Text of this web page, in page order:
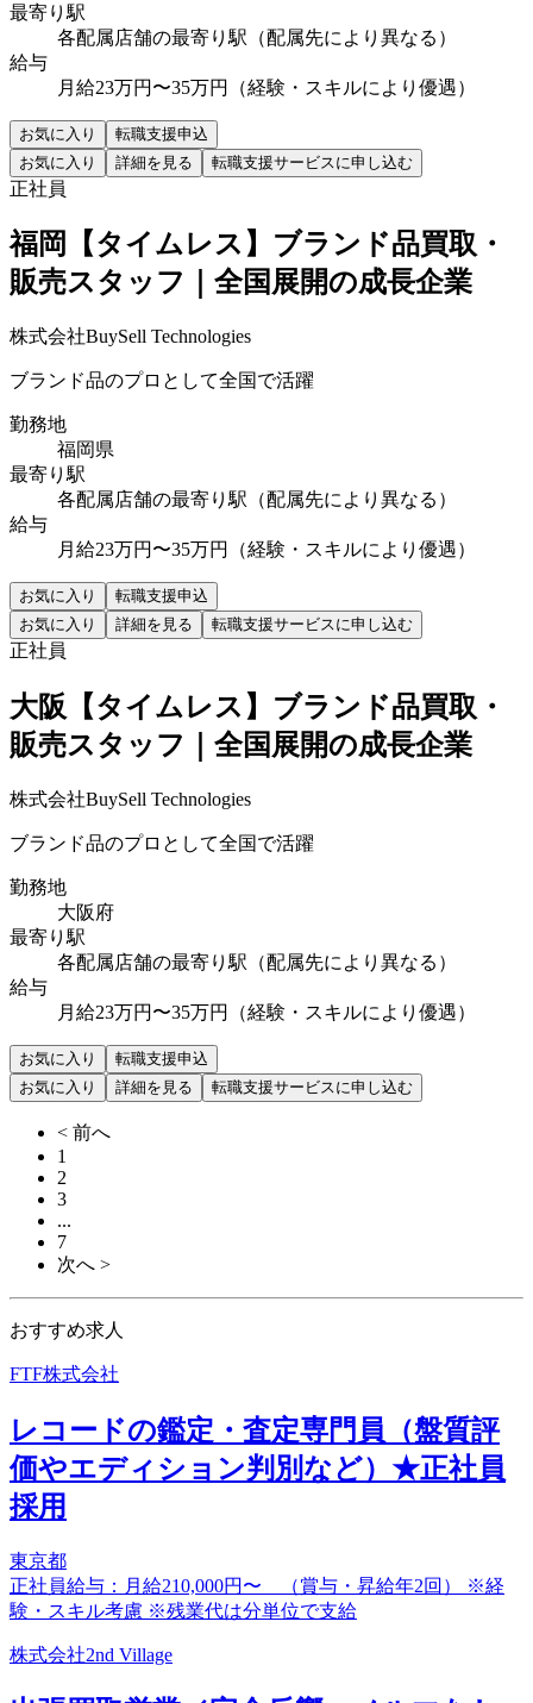
最寄り駅
各配属店舗の最寄り駅（配属先により異なる）
給与
月給23万円〜35万円（経験・スキルにより優遇）
お気に入り
転職支援申込
お気に入り
詳細を見る 転職支援サービスに申し込む
正社員
福岡【タイムレス】ブランド品買取・
販売スタッフ｜全国展開の成長企業
株式会社BuySell Technologies
ブランド品のプロとして全国で活躍
勤務地
福岡県
最寄り駅
各配属店舗の最寄り駅（配属先により異なる）
給与
月給23万円〜35万円（経験・スキルにより優遇）
お気に入り
転職支援申込
お気に入り
詳細を見る 転職支援サービスに申し込む
正社員
大阪【タイムレス】ブランド品買取・
販売スタッフ｜全国展開の成長企業
株式会社BuySell Technologies
ブランド品のプロとして全国で活躍
勤務地
大阪府
最寄り駅
各配属店舗の最寄り駅（配属先により異なる）
給与
月給23万円〜35万円（経験・スキルにより優遇）
お気に入り
転職支援申込
お気に入り
詳細を見る 転職支援サービスに申し込む
< 前へ
1
2
3
...
7
次へ >
おすすめ求人
FTF株式会社
レコードの鑑定・査定専門員（盤質評
価やエディション判別など）★正社員
採用
東京都
正社員給与：月給210,000円〜 （賞与・昇給年2回） ※経
験・スキル考慮 ※残業代は分単位で支給
株式会社2nd Village